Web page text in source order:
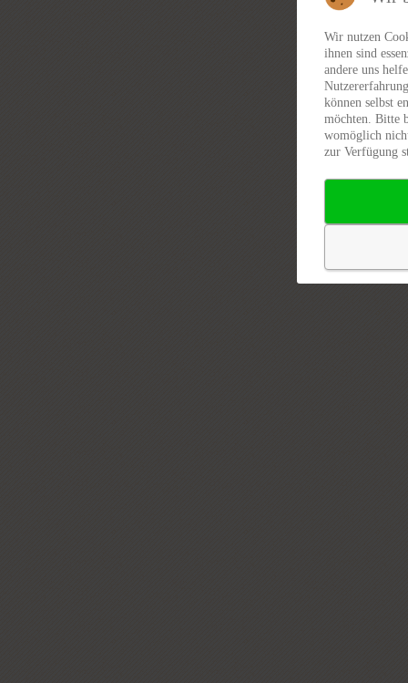
Wir nutzen
ihnen sind
andere uns
können selbst
möchten. Bitte
womöglich
zur Verfügung